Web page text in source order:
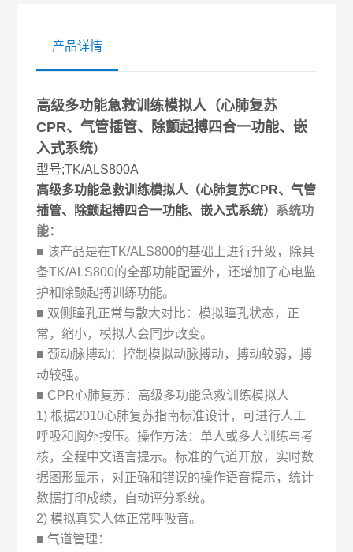
产品详情
高级多功能急救训练模拟人（心肺复苏
CPR、气管插管、除颤起搏四合一功能、嵌
入式系统）
型号;TK/ALS800A
高级多功能急救训练模拟人（心肺复苏CPR、气管
插管、除颤起搏四合一功能、嵌入式系统） 系统功
能：
■ 该产品是在TK/ALS800的基础上进行升级，除具
备TK/ALS800的全部功能配置外，还增加了心电监
护和除颤起搏训练功能。
■ 双侧瞳孔正常与散大对比：模拟瞳孔状态，正
常，缩小，模拟人会同步改变。
■ 颈动脉搏动：控制模拟动脉搏动，搏动较弱，搏
动较强。
■ CPR心肺复苏：高级多功能急救训练模拟人
1) 根据2010心肺复苏指南标准设计，可进行人工
呼吸和胸外按压。操作方法：单人或多人训练与考
核，全程中文语言提示。标准的气道开放，实时数
据图形显示，对正确和错误的操作语音提示，统计
数据打印成绩，自动评分系统。
2) 模拟真实人体正常呼吸音。
■ 气道管理：